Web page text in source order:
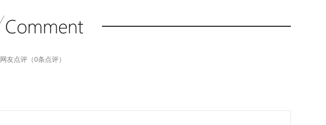
网友点评（0条点评）